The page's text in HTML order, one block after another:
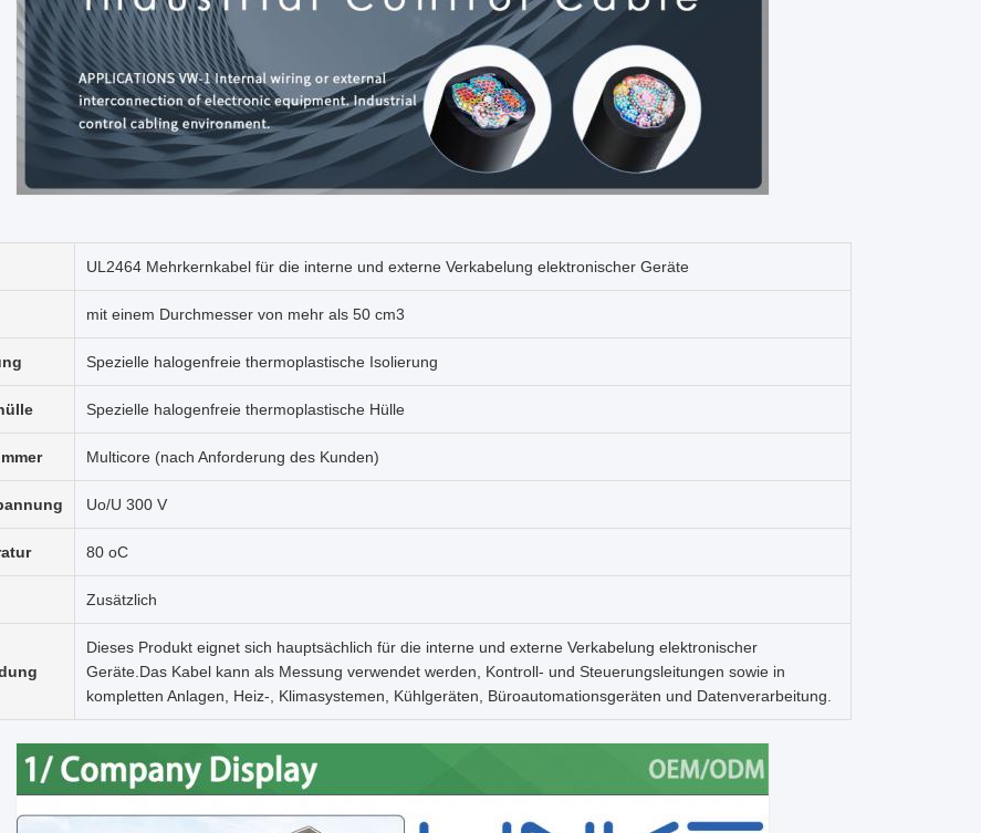
UL2464 Mehrkernkabel für die interne und externe Verkabelung elektronischer Geräte
mit einem Durchmesser von mehr als 50 cm3
Spezielle halogenfreie thermoplastische Isolierung
Spezielle halogenfreie thermoplastische Hülle
Multicore (nach Anforderung des Kunden)
Uo/U 300 V
80 oC
Zusätzlich
Dieses Produkt eignet sich hauptsächlich für die interne und externe Verkabelung elektronischer
Geräte.Das Kabel kann als Messung verwendet werden, Kontroll- und Steuerungsleitungen sowie in
kompletten Anlagen, Heiz-, Klimasystemen, Kühlgeräten, Büroautomationsgeräten und Datenverarbeitung.